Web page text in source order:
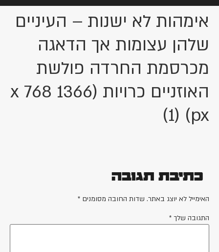
אימהות לא ישנות – העיניים
שלהן עצומות אך הדאגה
מכרסמת החרדה פולשת
האוזניים כרויות (1366 x 768
px) (1)
כתיבת תגובה
האימייל לא יוצג באתר. שדות החובה מסומנים *
התגובה שלך *